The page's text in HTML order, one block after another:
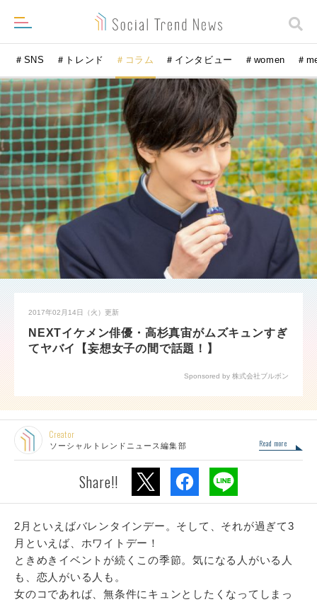
＃SNS ＃トレンド ＃コラム ＃インタビュー ＃women ＃
2017年02月14日（火） 更新
NEXTイケメン俳優・高杉真宙がムズキュンすぎ
てヤバイ【妄想女子の間で話題！】
Sponsored by 株式会社ブルボン
Creator
ソーシャルトレンドニュース編集部 Read more
Share!!
2月といえばバレンタインデー。そして、それが過ぎて3
月といえば、ホワイトデー！
ときめきイベントが続くこの季節。気になる人がいる人
も、恋人がいる人も。
女のコであれば、無条件にキュンとしたくなってしまっ